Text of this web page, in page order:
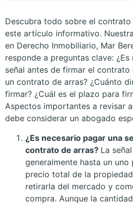
Descubra todo sobre el contrato
este artículo informativo.
en Derecho Inmobiliario, Mar
responde a preguntas clave:
señal antes de firmar el contrato
un contrato de arras? ¿Cuánto
firmar? ¿Cuál es el plazo para
Aspectos importantes a revisar
debe considerar un abogado
¿Es necesario pagar una
contrato de arras? La
generalmente hasta un uno
precio total de la
retirarla del mercado y
compra. Aunque la